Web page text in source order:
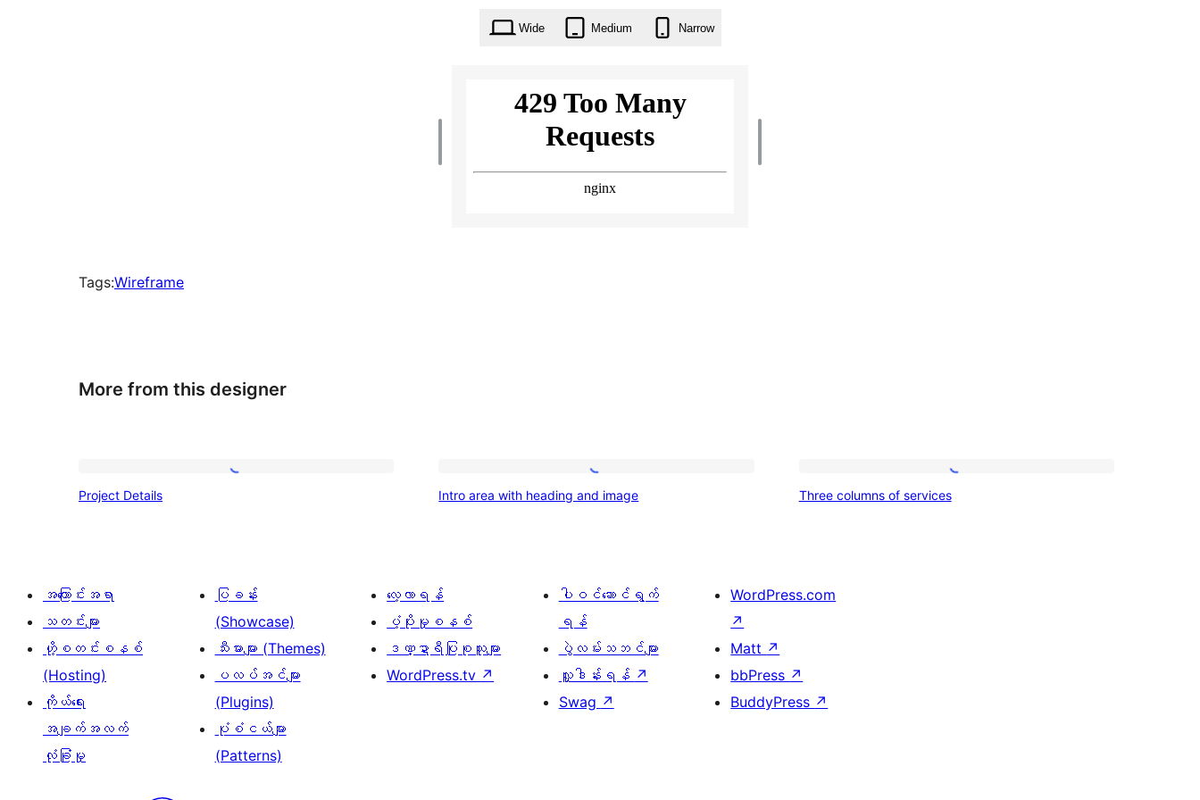
Wide Medium Narrow
Tags:Wireframe
More from this designer
Project
Project Details
Intro
area
and
Intro area with heading and image
Three
Three columns of services
အကြောင်းအရာ
သတင်းများ
ဟို့စတင်းစနစ်
(Hosting)
ကိုယ်ရေး
အချက်အလက်
လုံခြုံမှု
ပြခန်း
(Showcase)
သီးမားများ (Themes)
ပလပ်အင်များ
(Plugins)
ပုံစံငယ်များ
(Patterns)
လေ့လာရန်
ပံ့ပိုးမှုစနစ်
ဒဏ္ဍာရီပြုစုသူများ
WordPress.tv ↗
ပါဝင်ဆောင်ရွက်
ရန်
ပွဲလမ်းသဘင်များ
လှူဒါန်းရန် ↗
Swag ↗
WordPress.com
↗
Matt ↗
bbPress ↗
BuddyPress ↗